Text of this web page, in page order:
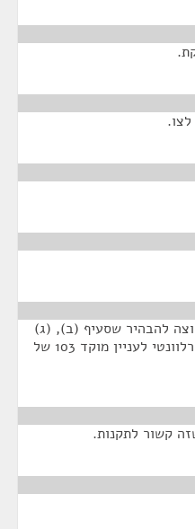
להבהיר שסעיף (ב), (ג)
ו-(ד) של התקנות הוא באמת לא רלוונטי לעניין מוקד 103 של
קשור לתקנות.